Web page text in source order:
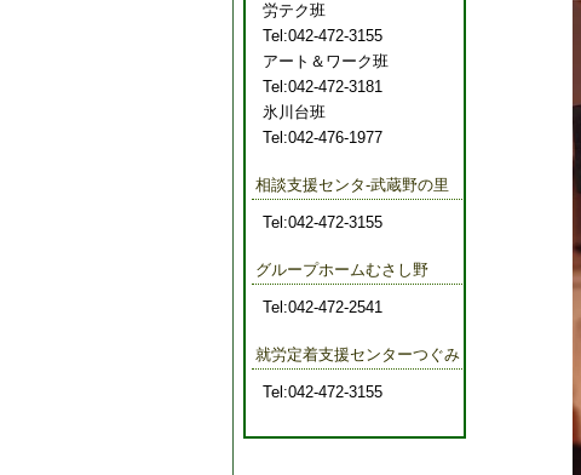
労テク班
Tel:042-472-3155
アート＆ワーク班
Tel:042-472-3181
氷川台班
Tel:042-476-1977
相談支援センタ-武蔵野の里
Tel:042-472-3155
グループホームむさし野
Tel:042-472-2541
就労定着支援センターつぐみ
Tel:042-472-3155